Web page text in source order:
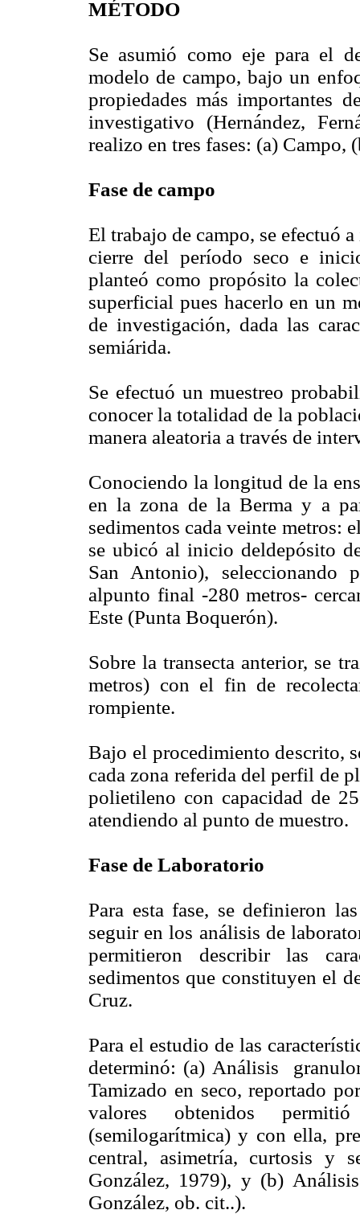
MÉTODO
Se asumió como eje para el
modelo de campo, bajo un
propiedades más importantes
investigativo (Hernández,
realizo en tres fases: (a)
Fase de campo
El trabajo de campo, se efectuó
cierre del período seco e
planteó como propósito la
superficial pues hacerlo en un
de investigación, dada las
semiárida.
Se efectuó un muestreo
conocer la totalidad de la
manera aleatoria a través de
Conociendo la longitud de la
en la zona de la Berma y a
sedimentos cada veinte metros:
se ubicó al inicio deldepósito
San Antonio), seleccionando
alpunto final -280 metros-
Este (Punta Boquerón).
Sobre la transecta anterior, se
metros) con el fin de
rompiente.
Bajo el procedimiento descrito,
cada zona referida del perfil de
polietileno con capacidad de
atendiendo al punto de muestro.
Fase de Laboratorio
Para esta fase, se definieron
seguir en los análisis de
permitieron describir las
sedimentos que constituyen el
Cruz.
Para el estudio de las
determinó: (a) Análisis
Tamizado en seco, reportado
valores obtenidos
(semilogarítmica) y con ella,
central, asimetría, curtosis y
González, 1979), y (b)
González, ob. cit..).